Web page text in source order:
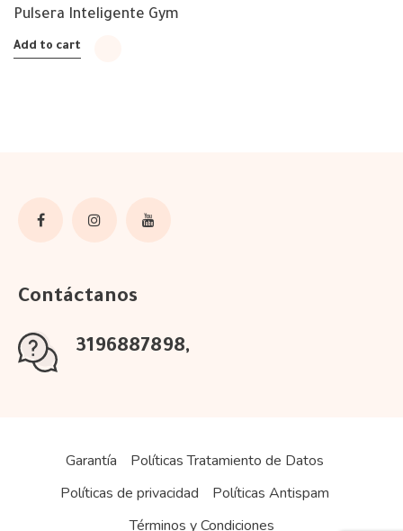
Pulsera Inteligente Gym
Add to cart
Contáctanos
3196887898
Garantía
Políticas Tratamiento de Datos
Políticas de privacidad
Políticas Antispam
Términos y Condiciones